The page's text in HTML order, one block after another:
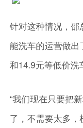
针对这种情况，
能洗车的运营做
和14.9元等低价洗
“我们现在只要把
了，不需要太多